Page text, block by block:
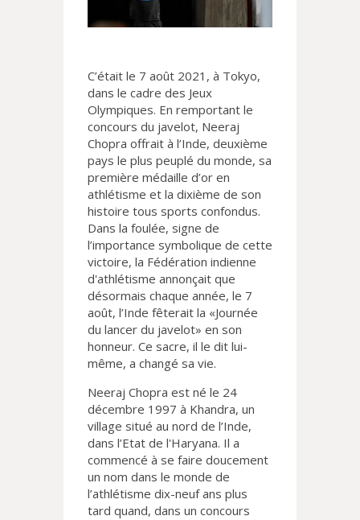
C’était le 7 août 2021, à Tokyo,
dans le cadre des Jeux
Olympiques. En remportant le
concours du javelot, Neeraj
Chopra offrait à l’Inde, deuxième
pays le plus peuplé du monde, sa
première médaille d’or en
athlétisme et la dixième de son
histoire tous sports confondus.
Dans la foulée, signe de
l’importance symbolique de cette
victoire, la Fédération indienne
d'athlétisme annonçait que
désormais chaque année, le 7
août, l’Inde fêterait la «Journée
du lancer du javelot» en son
honneur. Ce sacre, il le dit lui-
même, a changé sa vie.
Neeraj Chopra est né le 24
décembre 1997 à Khandra, un
village situé au nord de l’Inde,
dans l’Etat de l'Haryana. Il a
commencé à se faire doucement
un nom dans le monde de
l’athlétisme dix-neuf ans plus
tard quand, dans un concours